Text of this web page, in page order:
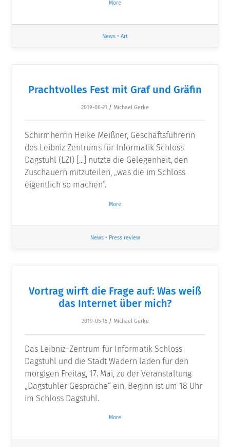
More
News • Art
Prachtvolles Fest mit Graf und Gräfin
2019-06-21 / Michael Gerke
Schirmherrin Heike Meißner, Geschäftsführerin
des Leibniz Zentrums für Informatik Schloss
Dagstuhl (LZI) [...] nutzte die Gelegenheit, den
Zuschauern mitzuteilen, „was die im Schloss
eigentlich so machen“.
More
News• Press review
Vortrag wirft die Frage auf: Was weiß
das Internet über mich?
2019-05-15 / Michael Gerke
Das Leibniz–Zentrum für Informatik Schloss
Dagstuhl und die Stadt Wadern laden für den
morgigen Freitag, 17. Mai, zu der Veranstaltung
„Dagstuhler Gespräche“ ein. Beginn ist um 18 Uhr
im Schloss Dagstuhl.
More